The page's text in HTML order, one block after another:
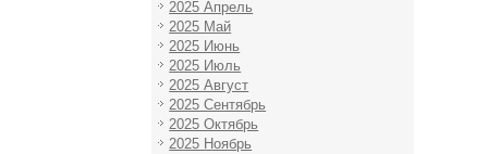
2025 Апрель
2025 Май
2025 Июнь
2025 Июль
2025 Август
2025 Сентябрь
2025 Октябрь
2025 Ноябрь